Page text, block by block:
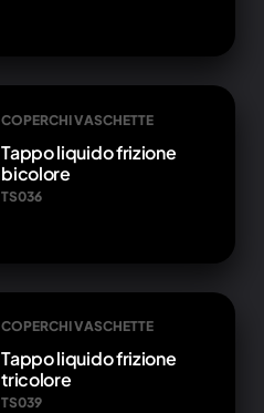
COPERCHI VASCHETTE
Tappo liquido frizione
bicolore
TS036
COPERCHI VASCHETTE
Tappo liquido frizione
tricolore
TS039